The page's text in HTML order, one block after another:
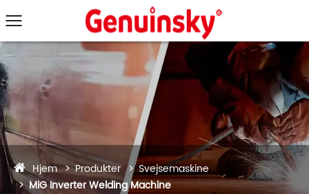
Hjem Produkter
Svejsemaskine
MiG Inverter Welding Machine